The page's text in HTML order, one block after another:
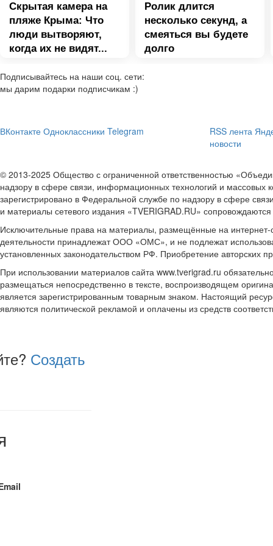
Скрытая камера на
пляже Крыма: Что
люди вытворяют,
когда их не видят...
Ролик длится
несколько секунд, а
смеяться вы будете
долго
Подписывайтесь на наши соц. сети:
мы дарим подарки подписчикам :)
ВКонтакте Одноклассники Telegram RSS лента
новости
© 2013-2025 Общество с ограниченной ответственностью
надзору в сфере связи, информационных технологий и
зарегистрировано в Федеральной службе по надзору в сфере
и материалы сетевого издания «TVERIGRAD.RU»
Исключительные права на материалы, размещённые на интернет-
деятельности принадлежат ООО «ОМС», и не подлежат
установленных законодательством РФ. Приобретение авторских
При использовании материалов сайта www.tverigrad.ru
размещаться непосредственно в тексте, воспроизводящем
является зарегистрированным товарным знаком. Настоящий
являются политической рекламой и оплачены из средств
Создать